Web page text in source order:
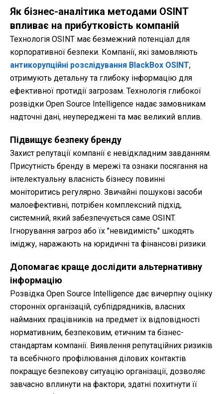
Як бізнес-аналітика методами OSINT
впливає на прибутковість компаній
Технологія OSINT має безмежний потенціал для
корпоративної безпеки. Компанії, які замовляють
антикорупційні розслідування BlackBox OSINT,
отримують детальну та глибоку інформацію для
ефективної протидії загрозам. Технологія глибокої
розвідки Open Source Intelligence надає замовникам
надточні дані, неупереджені та має великий вплив.
Підвищує безпеку бренду
Захист репутації компанії є невідкладним завданням.
Присутність бренду в мережі та ознаки посягання на
інтелектуальну власність бізнесу повинні
моніторитись регулярно. Звичайні пошукові засоби
малоефективні, потрібен комплексний підхід,
системний, який забезпечується саме OSINT.
Ігнорування загроз або їх "невидимість" шкодять
іміджу, наражають на юридичні та фінансові ризики.
Допомагає краще дослідити альтернативну
інформацію
Розвідка Open Source Intelligence дає вичерпну оцінку
сторонніх організацій, субпідрядників, власних
найманих працівників на предмет їх відповідності
нормативним, безпековим, етичним та бізнес-
стандартам компанії. Виявлення репутаційних ризиків
та всебічного профілювання ділових контактів
покращує безпекову ситуацію організації, дозволяє
завчасно вплинути на фактори, здатні похитнути її